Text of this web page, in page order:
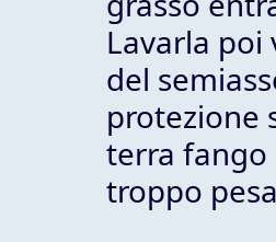
Lavarla
del
protezione
terra
troppo